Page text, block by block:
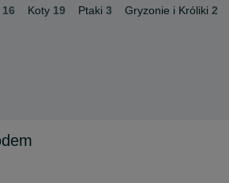
16 Koty 19 Ptaki 3 Gryzonie i Króliki 2